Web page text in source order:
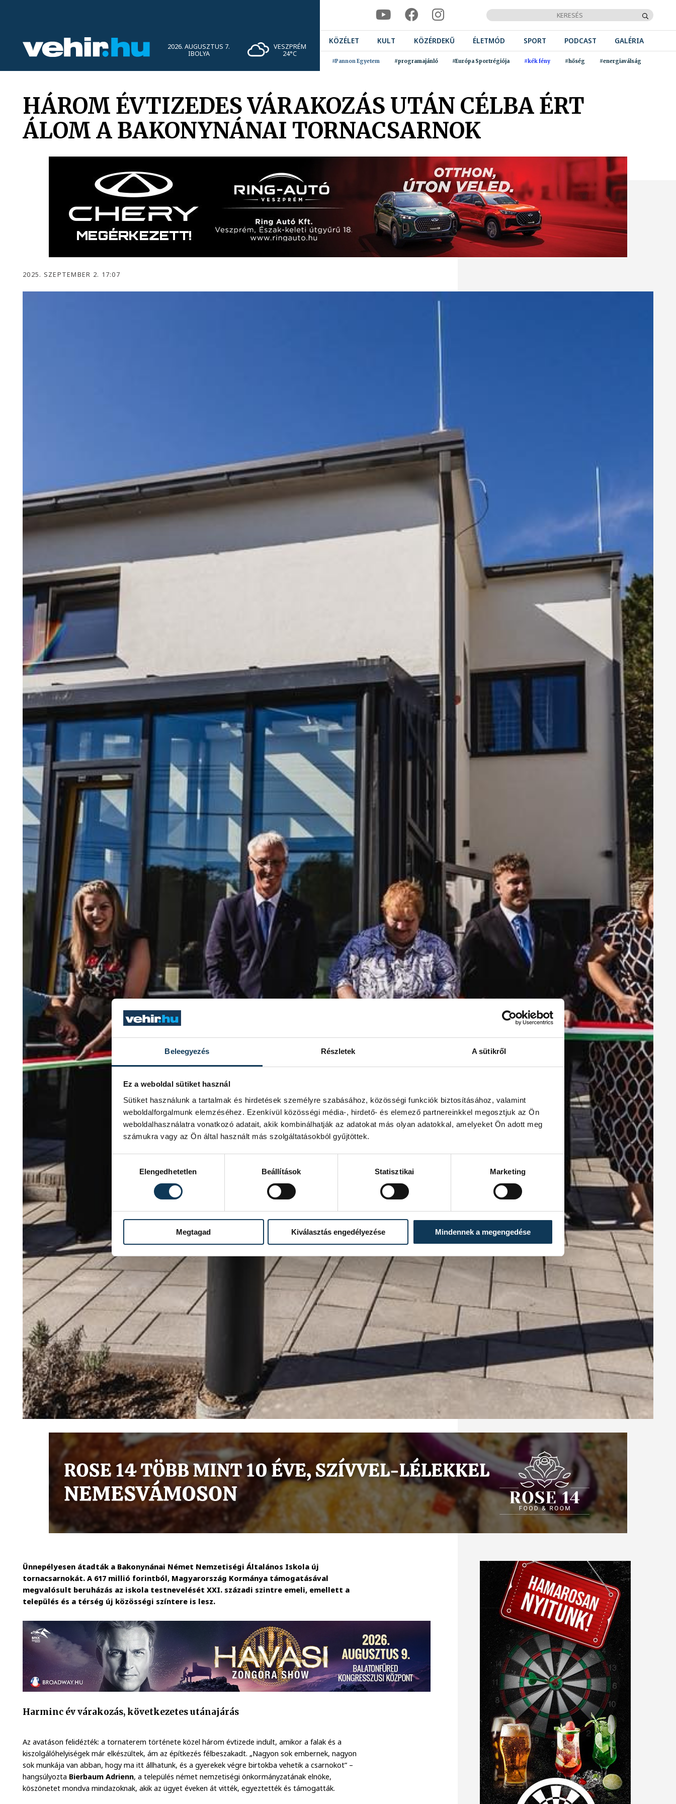
Beleegyezés Részletek A sütikről
Ez a weboldal sütiket használ
Sütiket használunk a tartalmak és hirdetések személyre szabásához, közösségi funkciók biztosításához, valamint
weboldalforgalmunk elemzéséhez. Ezenkívül közösségi média-, hirdető- és elemező partnereinkkel megosztjuk az Ön
weboldalhasználatra vonatkozó adatait, akik kombinálhatják az adatokat más olyan adatokkal, amelyeket Ön adott meg
számukra vagy az Ön által használt más szolgáltatásokból gyűjtöttek.
Elengedhetetlen
Beállítások Statisztikai Marketing
Megtagad Kiválasztás engedélyezése Mindennek a megengedése
2026. AUGUSZTUS 7.
IBOLYA
VESZPRÉM
24°C
KÖZÉLET KULT KÖZÉRDEKŰ ÉLETMÓD SPORT PODCAST GALÉRIA
#Pannon Egyetem #programajánló #Európa Sportrégiója #kék fény #hőség #energiaválság
HÁROM ÉVTIZEDES VÁRAKOZÁS UTÁN CÉLBA ÉRT
ÁLOM A BAKONYNÁNAI TORNACSARNOK
2025. SZEPTEMBER 2. 17:07
Ünnepélyesen átadták a Bakonynánai Német Nemzetiségi Általános Iskola új
tornacsarnokát. A 617 millió forintból, Magyarország Kormánya támogatásával
megvalósult beruházás az iskola testnevelését XXI. századi szintre emeli, emellett a
település és a térség új közösségi színtere is lesz.
Harminc év várakozás, következetes utánajárás
Az avatáson felidézték: a tornaterem története közel három évtizede indult, amikor a falak és a
kiszolgálóhelyiségek már elkészültek, ám az építkezés félbeszakadt. „Nagyon sok embernek, nagyon
sok munkája van abban, hogy ma itt állhatunk, és a gyerekek végre birtokba vehetik a csarnokot” –
hangsúlyozta Bierbaum Adrienn, a település német nemzetiségi önkormányzatának elnöke,
köszönetet mondva mindazoknak, akik az ügyet éveken át vitték, egyeztették és támogatták.